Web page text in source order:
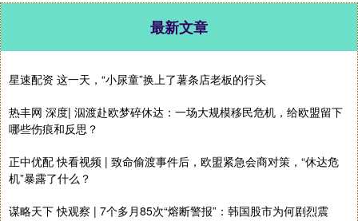
最新文章
星速配资 这一天，“小尿童”换上了薯条店老板的行头
热丰网 深度| 泅渡赴欧梦碎休达：一场大规模移民危机，给欧盟留下
哪些伤痕和反思？
正中优配 快看视频 | 致命偷渡事件后，欧盟紧急会商对策，“休达危
机”暴露了什么？
谋略天下 快观察 | 7个多月85次“熔断警报”：韩国股市为何剧烈震